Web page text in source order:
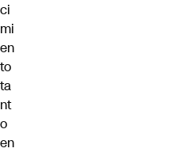
ci
mi
en
to
ta
nt
o
en